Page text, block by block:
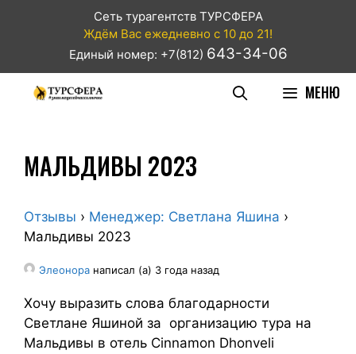
Сеть турагентств ТУРСФЕРА
Ждём Вас ежедневно с 10 до 21!
Единый номер: +7(812) 643-34-06
МЕНЮ
МАЛЬДИВЫ 2023
Отзывы › Менеджер: Светлана Яшина ›
Мальдивы 2023
Элеонора написал (а) 3 года назад
Хочу выразить слова благодарности
Светлане Яшиной за организацию тура на
Мальдивы в отель Cinnamon Dhonveli